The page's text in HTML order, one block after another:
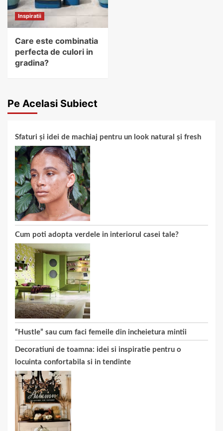
Inspiratii
Care este combinatia
perfecta de culori in
gradina?
Pe Acelasi Subiect
Sfaturi și idei de machiaj pentru un look natural și fresh
Cum poti adopta verdele in interiorul casei tale?
“Hustle” sau cum faci femeile din incheietura mintii
Decoratiuni de toamna: idei si inspiratie pentru o
locuinta confortabila si in tendinte